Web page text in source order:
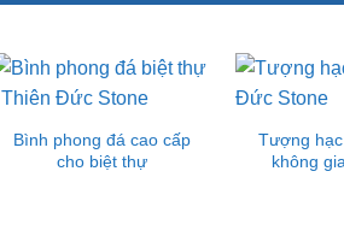
Bình phong đá cao cấp
cho biệt thự
Tượng
không